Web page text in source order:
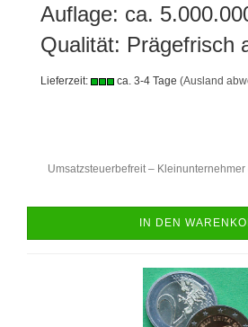
Auflage: ca.
Qualität: Prägefrisch
Lieferzeit: ca. 3-4 Tage (Ausland
Umsatzsteuerbefreit – Kleinunternehmer
IN DEN